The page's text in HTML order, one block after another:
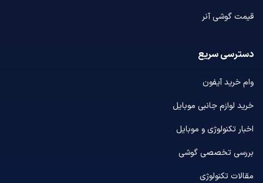
قیمت گوشی آنر
دسترسی سریع
وام خرید آیفون
خرید لوازم جانبی موبایل
اخبار تکنولوژی و موبایل
بررسی تخصصی گوشی
مقالات تکنولوژی